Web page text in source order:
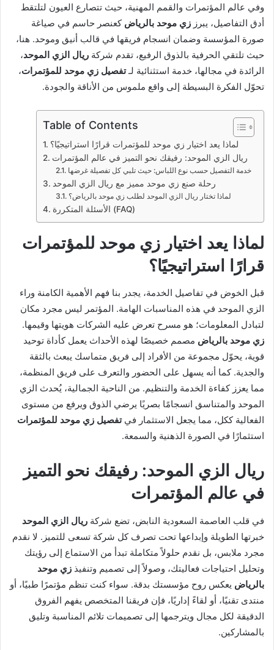
وفي عالم المؤتمرات والقمم المهنية، حيث تتصارع العيون لتلتقط
أدق التفاصيل، يبرز زي موحد بالرياض كعنصر حاسم في صياغة
صورة المؤسسة وضمان انسجام فريقها في قالب أنيق وموحد. هنا،
حيث تلتقي الحرفية بالذوق الرفيع، تقدم شركة ريال الزي الموحد،
الرائدة في مجالها، خدمة استثنائية لـتفصيل زي موحد للمؤتمرات،
تحوّل الفكرة البسيطة إلى واقع ملموس من الأناقة والجودة.
Table of Contents
لماذا يعد اختيار زي موحد للمؤتمرات قرارًا استراتيجيًا؟
ريال الزي الموحد: رفيقك نحو التميز في عالم المؤتمرات
خدمة التفصيل حسب نوع اللباس: حيث تلبي كل تفصيلة غرضها
رحلة صنع زي موحد مميز مع ريال الزي الموحد
لماذا تختار ريال الزي الموحد لطلب زي موحد بالرياض؟
الأسئلة المتكررة (FAQ)
لماذا يعد اختيار زي موحد للمؤتمرات
قرارًا استراتيجيًا؟
قبل الخوض في تفاصيل الخدمة، يجدر بنا فهم الأهمية الكامنة وراء
الزي الموحد في هذه المناسبات الهامة. المؤتمر ليس مجرد مكان
لتبادل المعلومات؛ هو مسرح تعرض عليه الشركات هويتها وقيمها.
زي موحد بالرياض مصمم خصيصًا لهذه الأحداث يعمل كأداة توحيد
قوية، يحوّل مجموعة من الأفراد إلى فريق متماسك يبعث بالثقة
والجدية. كما أنه يسهل على الحضور والتعرف على فريق المنظمة،
مما يعزز كفاءة الخدمة والتنظيم. من الناحية الجمالية، يُحدث الزي
الموحد والمتناسق انسجامًا بصريًا يرضي الذوق ويرفع من مستوى
الفعالية ككل، مما يجعل الاستثمار فيتفصيل زي موحد للمؤتمرات
استثمارًا في الصورة الذهنية والسمعة.
ريال الزي الموحد: رفيقك نحو التميز
في عالم المؤتمرات
في قلب العاصمة السعودية النابض، تضع شركة ريال الزي الموحد
خبرتها الطويلة وإبداعها تحت تصرف كل شركة تسعى للتميز. لا نقدم
مجرد ملابس، بل نقدم حلولاً متكاملة تبدأ من الاستماع إلى رؤيتك
وتحليل احتياجات فعاليتك، وصولاً إلى تصميم وتنفيذ زي موحد
بالرياض يعكس روح مؤسستك بدقة. سواء كنت تنظم مؤتمرًا طبيًا، أو
منتدى تقنيًا، أو لقاءً إداريًا، فإن فريقنا المتخصص يفهم الفروق
الدقيقة لكل مجال ويترجمها إلى تصميمات تلائم المناسبة وتليق
بالمشاركين.